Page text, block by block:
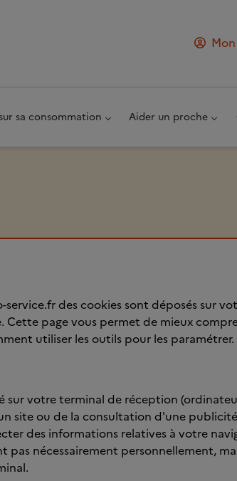
sa consommation Aider un proche
des cookies sont déposés sur
page vous permet de mieux
utiliser les outils pour les paramétrer.
votre terminal de réception
site ou de la consultation d'une
des informations relatives à votre
pas nécessairement personnellement,